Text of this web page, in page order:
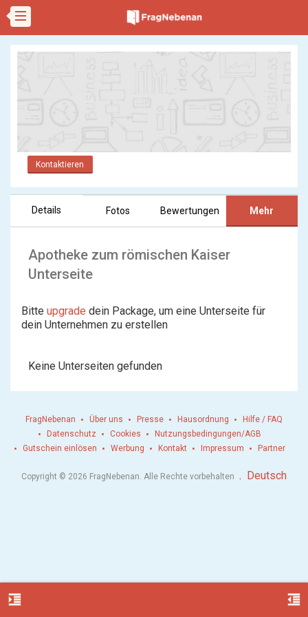
Kontaktieren
Details Fotos Bewertungen Mehr
Apotheke zum römischen Kaiser
Unterseite
Bitte upgrade dein Package, um eine Unterseite für
dein Unternehmen zu erstellen
Keine Unterseiten gefunden
format_indent_increase format_indent_decrease
FragNebenan Über uns Presse Hausordnung
Hilfe / FAQ
Datenschutz
Cookies
Nutzungsbedingungen/AGB
Gutschein einlösen
Werbung Kontakt Impressum Partner
Copyright © 2026 FragNebenan. Alle Rechte vorbehalten . Deutsch